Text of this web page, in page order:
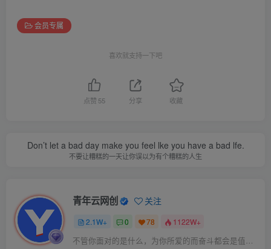
会员专属
喜欢就支持一下吧
点赞55 分享 收藏
Don’t let a bad day make you feel lke you have a bad lfe.
不要让糟糕的一天让你误以为有个糟糕的人生
青年云网创 关注
2.1W+ 0 78 1122W+
不管你面对的是什么，为你所爱的而奋斗都会是值得的